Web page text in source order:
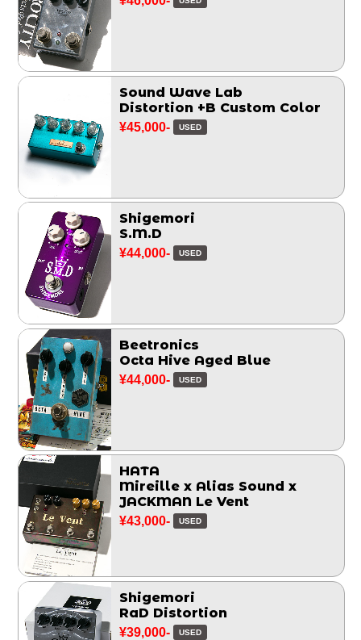
Sound Wave Lab
Distortion +B Custom Color
¥45,000- USED
Shigemori
S.M.D
¥44,000- USED
Beetronics
Octa Hive Aged Blue
¥44,000- USED
HATA
Mireille x Alias Sound x
JACKMAN Le Vent
¥43,000- USED
Shigemori
RaD Distortion
¥39,000- USED